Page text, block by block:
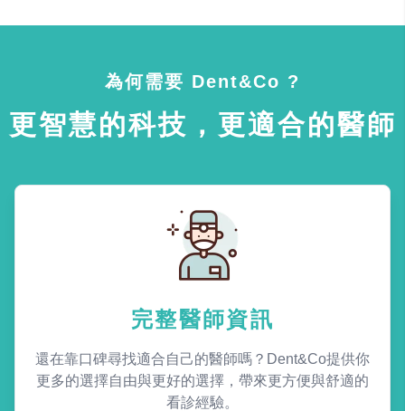
為何需要 Dent&Co ?
更智慧的科技，更適合的醫師
完整醫師資訊
還在靠口碑尋找適合自己的醫師嗎？Dent&Co提供你
更多的選擇自由與更好的選擇，帶來更方便與舒適的
看診經驗。